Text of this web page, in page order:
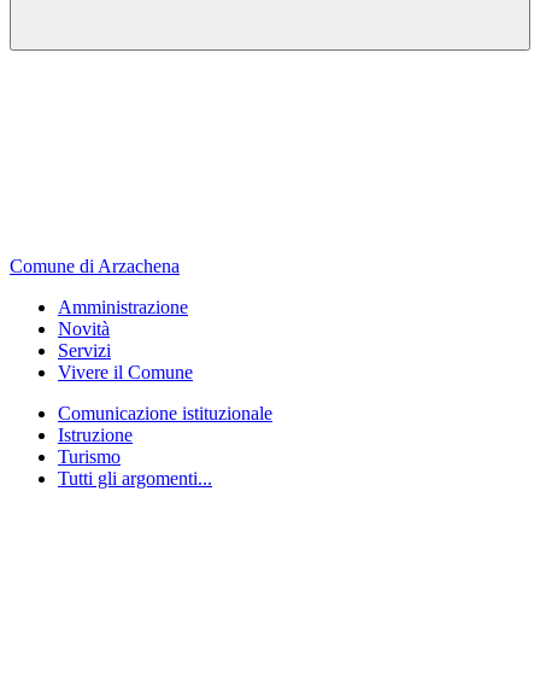
Comune di Arzachena
Amministrazione
Novità
Servizi
Vivere il Comune
Comunicazione istituzionale
Istruzione
Turismo
Tutti gli argomenti...